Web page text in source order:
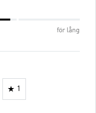
för lång
1